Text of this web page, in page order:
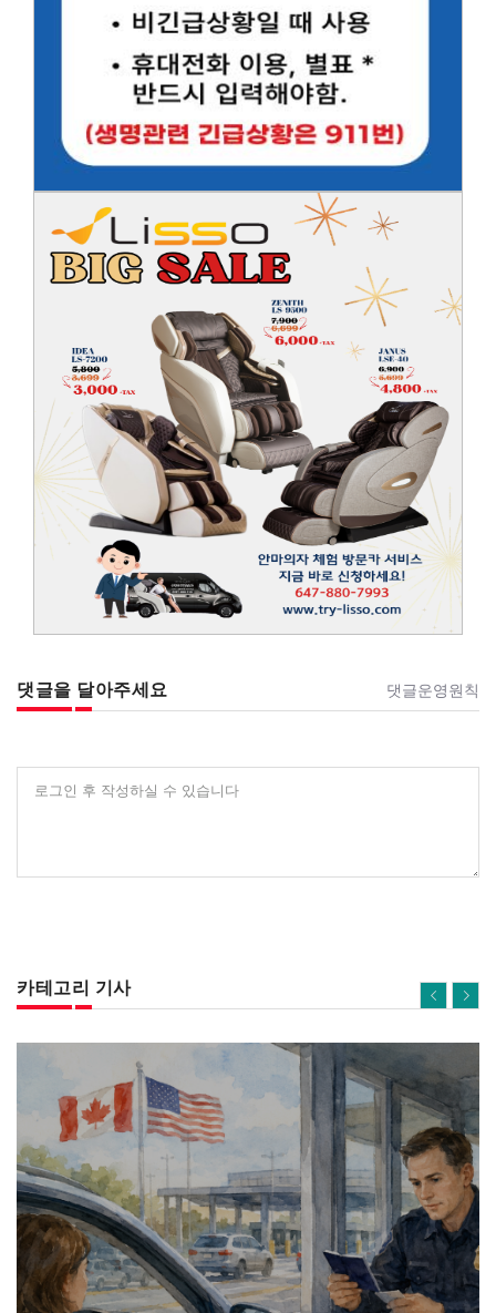
댓글을 달아주세요 댓글운영원칙
로그인 후 작성하실 수 있습니다
카테고리 기사